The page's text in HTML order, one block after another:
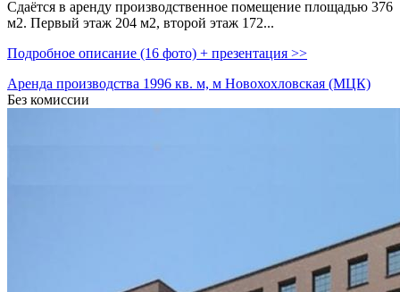
Сдаётся в аренду производственное помещение площадью 376
м2. Первый этаж 204 м2,­ второй этаж 172...
Подробное описание (16 фото) + презентация >>
Аренда производства 1996 кв. м, м Новохохловская (МЦК)
Без комиссии